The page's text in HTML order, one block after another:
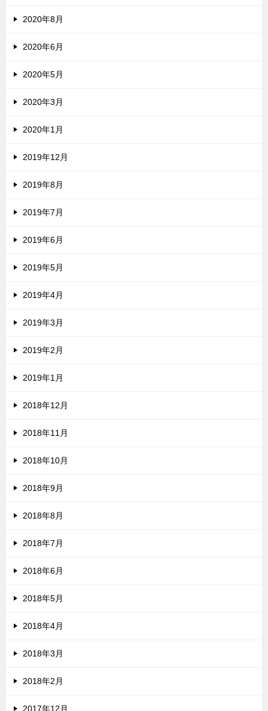
2020年8月
2020年6月
2020年5月
2020年3月
2020年1月
2019年12月
2019年8月
2019年7月
2019年6月
2019年5月
2019年4月
2019年3月
2019年2月
2019年1月
2018年12月
2018年11月
2018年10月
2018年9月
2018年8月
2018年7月
2018年6月
2018年5月
2018年4月
2018年3月
2018年2月
2017年12月